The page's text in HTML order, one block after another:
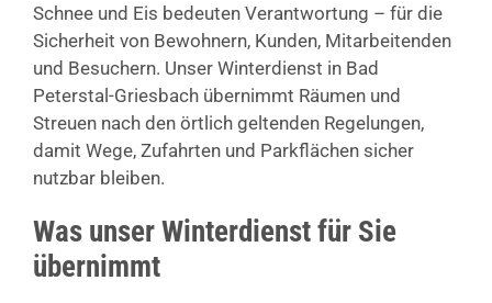
Schnee und Eis bedeuten Verantwortung – für die
Sicherheit von Bewohnern, Kunden, Mitarbeitenden
und Besuchern. Unser Winterdienst in Bad
Peterstal-Griesbach übernimmt Räumen und
Streuen nach den örtlich geltenden Regelungen,
damit Wege, Zufahrten und Parkflächen sicher
nutzbar bleiben.
Was unser Winterdienst für Sie
übernimmt